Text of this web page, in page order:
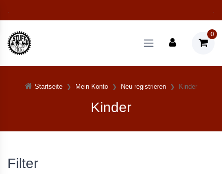
0
Startseite Mein Konto Neu registrieren Kinder
Kinder
Filter